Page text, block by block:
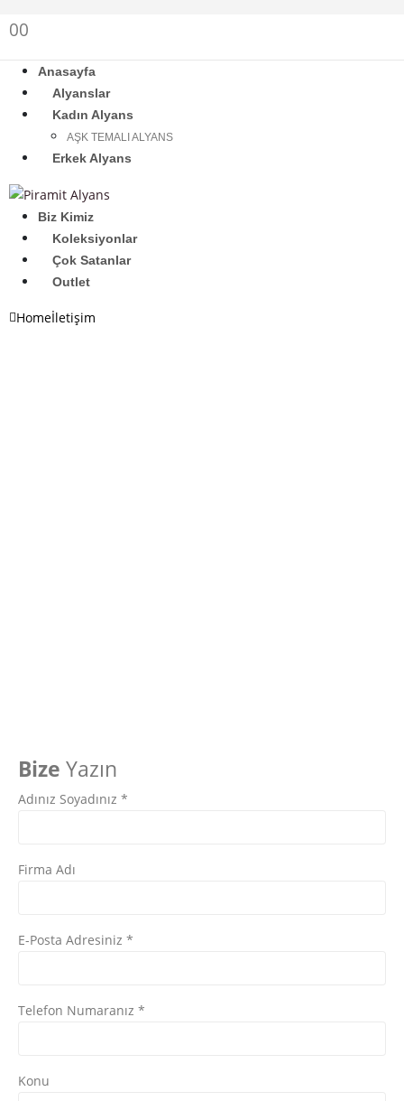
00
Anasayfa
Alyanslar
Kadın Alyans
AŞK TEMALI ALYANS
Erkek Alyans
Biz Kimiz
Koleksiyonlar
Çok Satanlar
Outlet
Homeİletişim
Bize Yazın
Adınız Soyadınız *
Firma Adı
E-Posta Adresiniz *
Telefon Numaranız *
Konu